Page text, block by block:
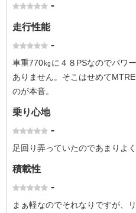
-
走行性能
-
車重770㎏に４８PSなのでパワ
ありません。そこはせめて
のが本音。
乗り心地
-
足回り弄っていたのであまりよ
積載性
-
まぁ軽なのでそれなりですが、